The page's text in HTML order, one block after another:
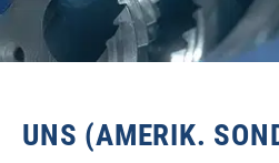
UNS (AMERIK.